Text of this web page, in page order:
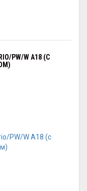
PW/W A18 (С